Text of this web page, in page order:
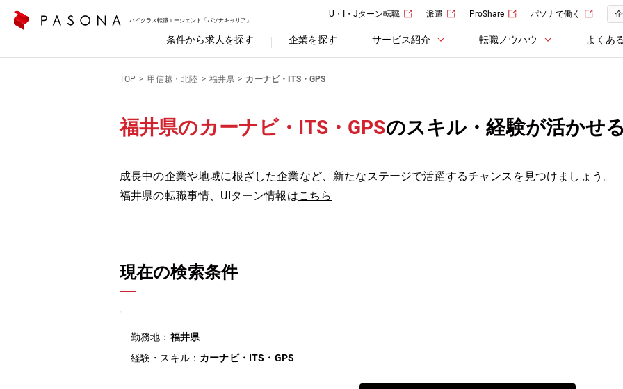
ハイクラス転職エージェント「パソナキャリア」
U・I・Jターン転職 派遣 ProShare パソナで働く
条件から求人を探す 企業を探す サービス紹介 転職ノウハウ よくあ
TOP 甲信越・北陸 福井県 カーナビ・ITS・GPS
福井県のカーナビ・ITS・GPSのスキル・経験が活かせ
成長中の企業や地域に根ざした企業など、新たなステージで活躍するチャンスを見つけましょう。
福井県の転職事情、UIターン情報はこちら
現在の検索条件
勤務地： 福井県
経験・スキル： カーナビ・ITS・GPS